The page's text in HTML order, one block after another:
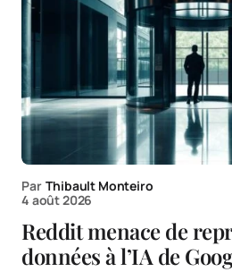
Par Thibault Monteiro
4 août 2026
Reddit menace de
données à l’IA de